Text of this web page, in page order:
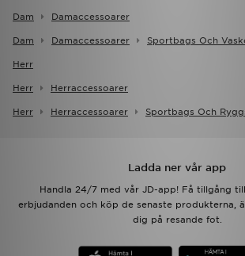
Dam Damaccessoarer
Dam Damaccessoarer Sportbags Och
Herr
Herr Herraccessoarer
Herr Herraccessoarer Sportbags Och
Ladda ner vår app
Handla 24/7 med vår JD-app! Få tillgång
erbjudanden och köp de senaste produkterna,
dig på resande fot.